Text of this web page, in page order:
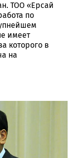
ТОО «Ерсай
по
имеет
которого в
на